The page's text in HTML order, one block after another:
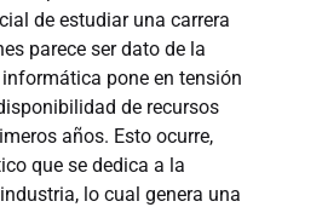
de estudiar una carrera
parece ser dato de la
pone en tensión
de recursos
años. Esto ocurre,
que se dedica a la
lo cual genera una